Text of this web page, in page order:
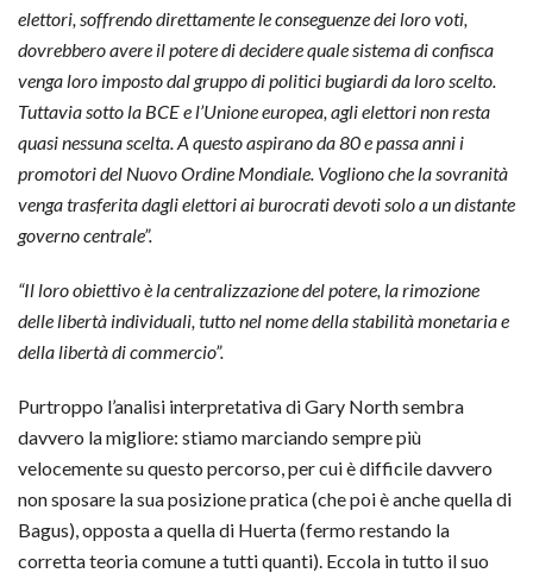
elettori, soffrendo direttamente le conseguenze dei loro voti,
dovrebbero avere il potere di decidere quale sistema di confisca
venga loro imposto dal gruppo di politici bugiardi da loro scelto.
Tuttavia sotto la BCE e l’Unione europea, agli elettori non resta
quasi nessuna scelta. A questo aspirano da 80 e passa anni i
promotori del Nuovo Ordine Mondiale. Vogliono che la sovranità
venga trasferita dagli elettori ai burocrati devoti solo a un distante
governo centrale”.
“Il loro obiettivo è la centralizzazione del potere, la rimozione
delle libertà individuali, tutto nel nome della stabilità monetaria e
della libertà di commercio”.
Purtroppo l’analisi interpretativa di Gary North sembra
davvero la migliore: stiamo marciando sempre più
velocemente su questo percorso, per cui è difficile davvero
non sposare la sua posizione pratica (che poi è anche quella di
Bagus), opposta a quella di Huerta (fermo restando la
corretta teoria comune a tutti quanti). Eccola in tutto il suo